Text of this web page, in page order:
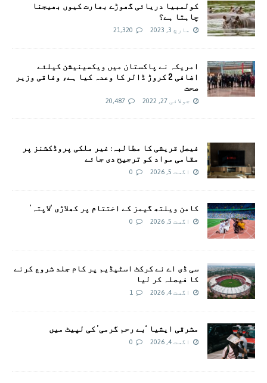
کولمبیا دریائی گھوڑے بھارت کیوں بھیجنا
چاہتا ہے؟
مارچ 3, 2023 21,320
امريکہ نے پاکستان میں ویکسینیشن کیلئے
اضافی 2 کروڑ ڈالر کا وعدہ کیا ہے، وفاقی وزیر
صحت
جولائی 27, 2022 20,487
فیصل قریشی کا مطالبہ: غیر ملکی پروڈکشنز پر
مقامی مواد کو ترجیح دی جائے
اگست 5, 2026 0
کامن ویلتھ گیمز کے اختتام پر کھلاڑی ‘لاپتہ’
اگست 5, 2026 0
سی ڈی اے نے کرکٹ اسٹیڈیم پر کام جلد شروع کرنے
کا فیصلہ کر لیا
اگست 4, 2026 1
مشرقی ایشیا ‘بے رحم گرمی’ کی لپیٹ میں
اگست 4, 2026 0